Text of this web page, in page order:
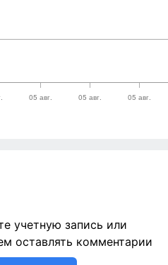
учетную запись или
оставлять комментарии